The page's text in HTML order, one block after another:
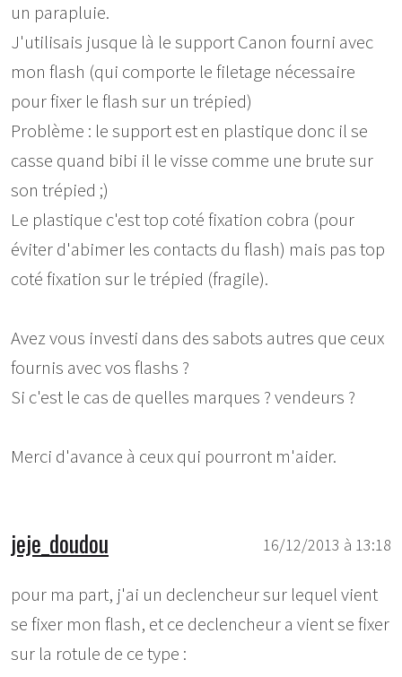
un parapluie.
J'utilisais jusque là le support Canon fourni avec
mon flash (qui comporte le filetage nécessaire
pour fixer le flash sur un trépied)
Problème : le support est en plastique donc il se
casse quand bibi il le visse comme une brute sur
son trépied ;)
Le plastique c'est top coté fixation cobra (pour
éviter d'abimer les contacts du flash) mais pas top
coté fixation sur le trépied (fragile).
Avez vous investi dans des sabots autres que ceux
fournis avec vos flashs ?
Si c'est le cas de quelles marques ? vendeurs ?
Merci d'avance à ceux qui pourront m'aider.
16/12/2013 à 13:18
jeje_doudou
pour ma part, j'ai un declencheur sur lequel vient
se fixer mon flash, et ce declencheur a vient se fixer
sur la rotule de ce type :